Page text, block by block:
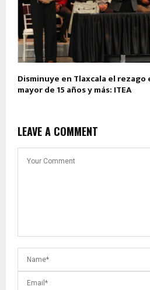
Disminuye en Tlaxcala el
mayor de 15 años y más: ITEA
LEAVE A COMMENT